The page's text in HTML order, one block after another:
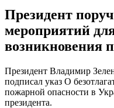
Президент
мероприятий
возникновения
Президент Владимир
подписал указ О
пожарной опасности в
президента.